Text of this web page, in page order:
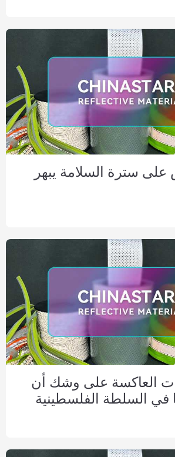
سترة السلامة يبهر
العاكسة على وشك أن
في السلطة الفلسطينية